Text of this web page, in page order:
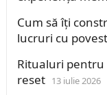
Cum să îți
lucruri cu
Ritualuri pentru
reset 13 iulie 2026